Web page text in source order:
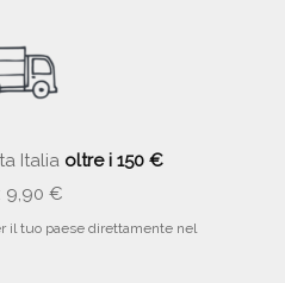
Italia oltre i 150 €
9,90 €
il tuo paese direttamente nel